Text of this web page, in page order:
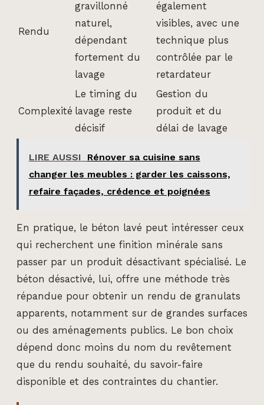
Rendu
gravillonné
naturel,
dépendant
fortement du
lavage
également
visibles, avec une
technique plus
contrôlée par le
retardateur
Complexité
Le timing du
lavage reste
décisif
Gestion du
produit et du
délai de lavage
LIRE AUSSI
Rénover sa cuisine sans
changer les meubles : garder les caissons,
refaire façades, crédence et poignées
En pratique, le béton lavé peut intéresser ceux
qui recherchent une finition minérale sans
passer par un produit désactivant spécialisé. Le
béton désactivé, lui, offre une méthode très
répandue pour obtenir un rendu de granulats
apparents, notamment sur de grandes surfaces
ou des aménagements publics. Le bon choix
dépend donc moins du nom du revêtement
que du rendu souhaité, du savoir-faire
disponible et des contraintes du chantier.